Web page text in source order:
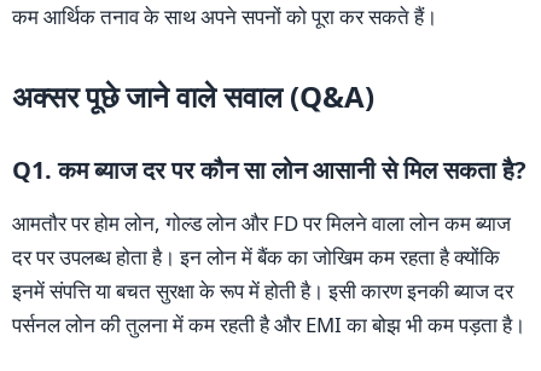
कम आर्थिक तनाव के साथ अपने सपनों को पूरा कर सकते हैं।
अक्सर पूछे जाने वाले सवाल (Q&A)
Q1. कम ब्याज दर पर कौन सा लोन आसानी से मिल सकता है?
आमतौर पर होम लोन, गोल्ड लोन और FD पर मिलने वाला लोन कम ब्याज
दर पर उपलब्ध होता है। इन लोन में बैंक का जोखिम कम रहता है क्योंकि
इनमें संपत्ति या बचत सुरक्षा के रूप में होती है। इसी कारण इनकी ब्याज दर
पर्सनल लोन की तुलना में कम रहती है और EMI का बोझ भी कम पड़ता है।